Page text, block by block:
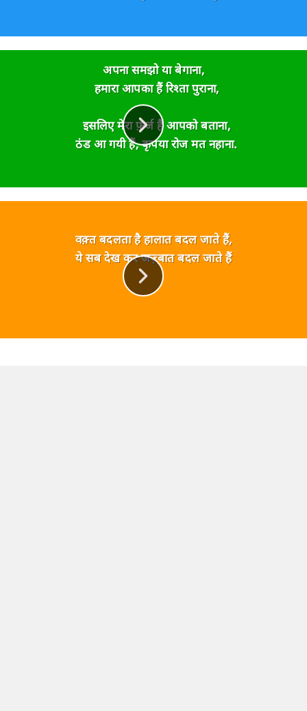
अपना समझो या बेगाना,
हमारा आपका हैं रिश्ता पुराना,
इसलिए मेरा फ़र्ज हैं आपको बताना,
ठंड आ गयी हैं, कृपया रोज मत नहाना.
वक़्त बदलता है हालात बदल जाते हैं,
ये सब देख कर जज़्बात बदल जाते हैं